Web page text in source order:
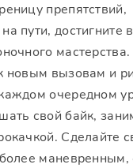
препятствий,
пути, достигните
мастерства.
новым вызовам и
очередном
свой байк,
Сделайте
маневренным,